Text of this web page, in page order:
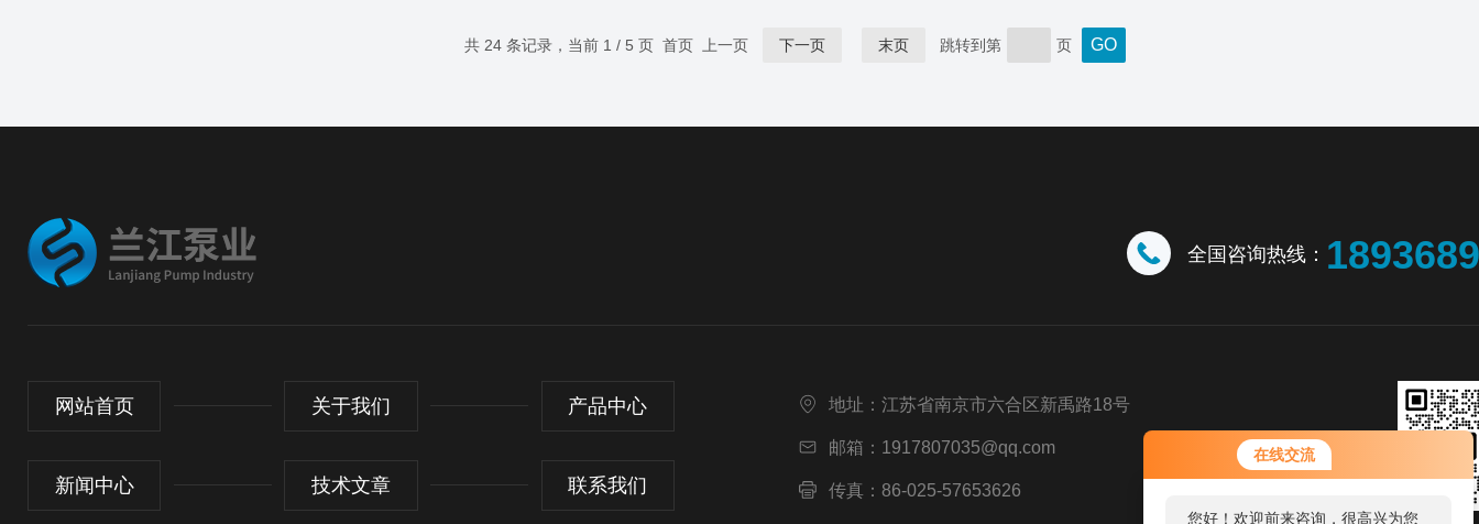
在线交流
您好！欢迎前来咨询，很高兴为您
服务，请问您要咨询什么问题呢？
共 24 条记录，当前 1 / 5 页 首页 上一页 下一页 末页 跳转到第 页
全国咨询热线：
网站首页 关于我们 产品中心
新闻中心 技术文章 联系我们
地址：江苏省南京市六合区新禹路18号
邮箱：1917807035@qq.com
传真：86-025-57653626